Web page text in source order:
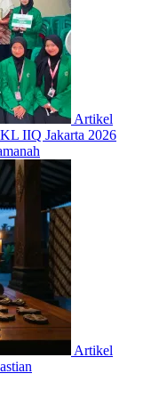
Artikel
IIQ Jakarta 2026
Artikel